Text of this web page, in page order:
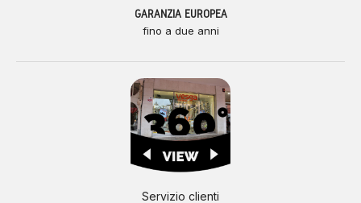
GARANZIA EUROPEA
fino a due anni
Servizio clienti